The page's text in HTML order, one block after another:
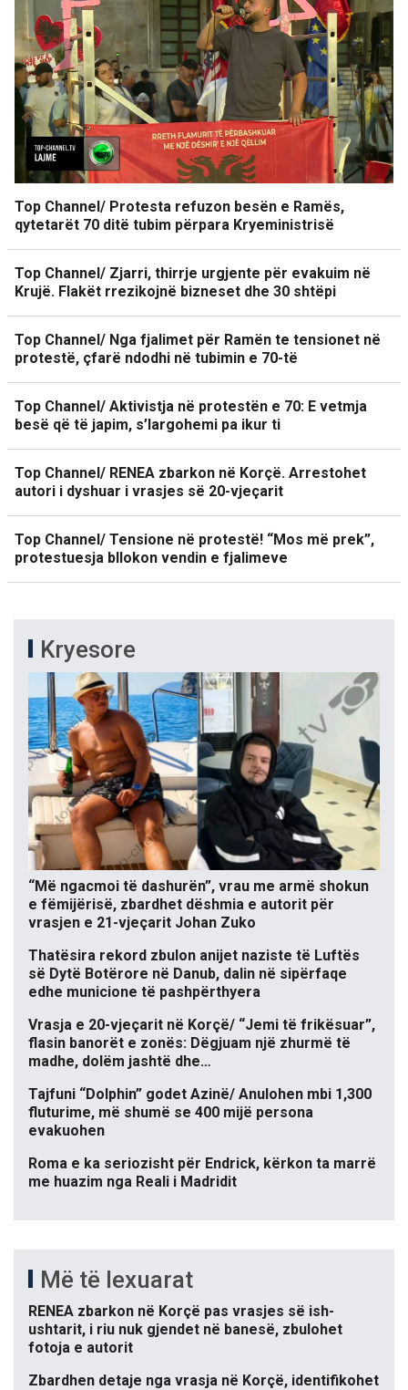
Top Channel/ Protesta refuzon besën e Ramës,
qytetarët 70 ditë tubim përpara Kryeministrisë
Top Channel/ Zjarri, thirrje urgjente për evakuim në
Krujë. Flakët rrezikojnë bizneset dhe 30 shtëpi
Top Channel/ Nga fjalimet për Ramën te tensionet në
protestë, çfarë ndodhi në tubimin e 70-të
Top Channel/ Aktivistja në protestën e 70: E vetmja
besë që të japim, s’largohemi pa ikur ti
Top Channel/ RENEA zbarkon në Korçë. Arrestohet
autori i dyshuar i vrasjes së 20-vjeçarit
Top Channel/ Tensione në protestë! “Mos më prek”,
protestuesja bllokon vendin e fjalimeve
Kryesore
“Më ngacmoi të dashurën”, vrau me armë shokun
e fëmijërisë, zbardhet dëshmia e autorit për
vrasjen e 21-vjeçarit Johan Zuko
Thatësira rekord zbulon anijet naziste të Luftës
së Dytë Botërore në Danub, dalin në sipërfaqe
edhe municione të pashpërthyera
Vrasja e 20-vjeçarit në Korçë/ “Jemi të frikësuar”,
flasin banorët e zonës: Dëgjuam një zhurmë të
madhe, dolëm jashtë dhe…
Tajfuni “Dolphin” godet Azinë/ Anulohen mbi 1,300
fluturime, më shumë se 400 mijë persona
evakuohen
Roma e ka seriozisht për Endrick, kërkon ta marrë
me huazim nga Reali i Madridit
Më të lexuarat
RENEA zbarkon në Korçë pas vrasjes së ish-
ushtarit, i riu nuk gjendet në banesë, zbulohet
fotoja e autorit
Zbardhen detaje nga vrasja në Korçë, identifikohet